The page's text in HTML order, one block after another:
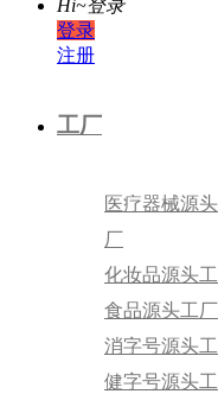
Hi~登录
登录
注册
工厂
医疗器械源
厂
化妆品源头
食品源头工厂
消字号源头
健字号源头